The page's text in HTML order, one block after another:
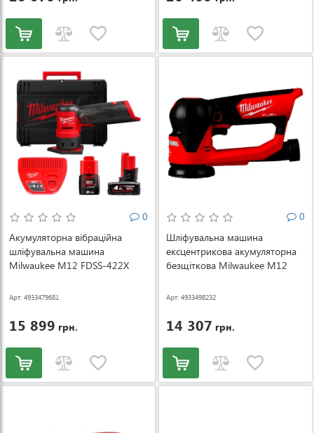
0
Акумуляторна вібраційна
шліфувальна машина
Milwaukee M12 FDSS-422X
Арт: 4933479681
15 899 грн.
0
Шліфувальна машина
ексцентрикова акумуляторна
безщіткова Milwaukee M12
ЗП) (4933498232)
Арт: 4933498232
14 307 грн.